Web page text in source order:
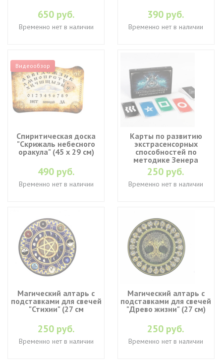
650 руб.
Временно нет в наличии
390 руб.
Временно нет в наличии
Видеообзор
Спиритическая доска
"Скрижаль небесного
оракула" (45 х 29 см)
490 руб.
Временно нет в наличии
Карты по развитию
экстрасенсорных
способностей по
методике Зенера
250 руб.
Временно нет в наличии
Магический алтарь с
подставками для свечей
"Стихии" (27 см
250 руб.
Временно нет в наличии
Магический алтарь с
подставками для свечей
"Древо жизни" (27 см)
250 руб.
Временно нет в наличии